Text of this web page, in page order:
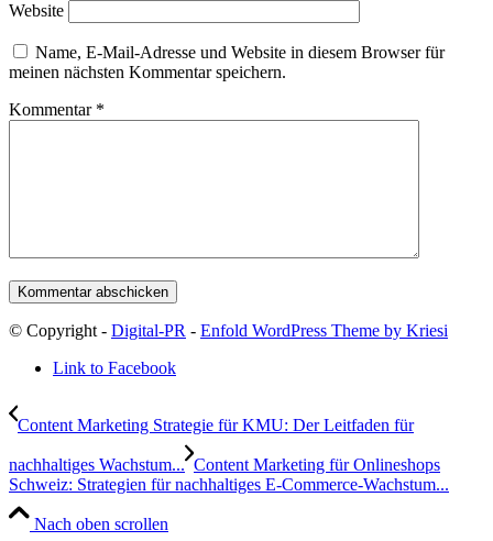
Website
Name, E-Mail-Adresse und Website in diesem Browser für
meinen nächsten Kommentar speichern.
Kommentar *
© Copyright - Digital-PR - Enfold WordPress Theme by Kriesi
Link to Facebook
Content Marketing Strategie für KMU: Der Leitfaden für
nachhaltiges Wachstum... Content Marketing für Onlineshops
Schweiz: Strategien für nachhaltiges E-Commerce-Wachstum...
Nach oben scrollen